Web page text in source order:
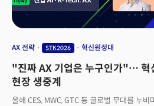
AX 전략 STK2026 혁신원정대
"진짜 AX 기업은 누구인가"… 혁
현장 생중계
올해 CES, MWC, GTC 등 글로벌 무대를 누